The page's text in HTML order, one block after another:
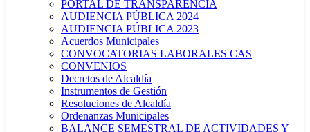
PORTAL DE TRANSPARENCIA
AUDIENCIA PÚBLICA 2024
AUDIENCIA PÚBLICA 2023
Acuerdos Municipales
CONVOCATORIAS LABORALES CAS
CONVENIOS
Decretos de Alcaldía
Instrumentos de Gestión
Resoluciones de Alcaldía
Ordenanzas Municipales
BALANCE SEMESTRAL DE ACTIVIDADES Y